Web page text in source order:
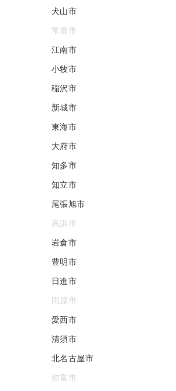
犬山市
常滑市
江南市
小牧市
稲沢市
新城市
東海市
大府市
知多市
知立市
尾張旭市
高浜市
岩倉市
豊明市
日進市
田原市
愛西市
清須市
北名古屋市
弥富市